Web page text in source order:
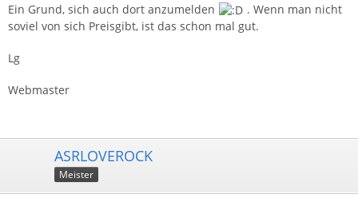
Ein Grund, sich auch dort anzumelden
. Wenn man nicht
soviel von sich Preisgibt, ist das schon mal gut.
Lg
Webmaster
ASRLOVEROCK
Meister